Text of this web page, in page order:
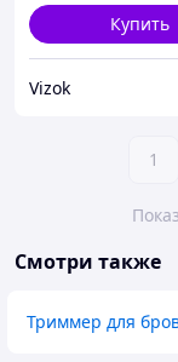
Купить
Vizok
1
Смотри также
Триммер для